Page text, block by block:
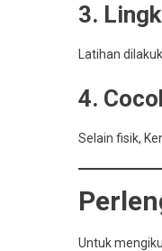
3.
Latihan
4.
Selain fisik,
Untuk